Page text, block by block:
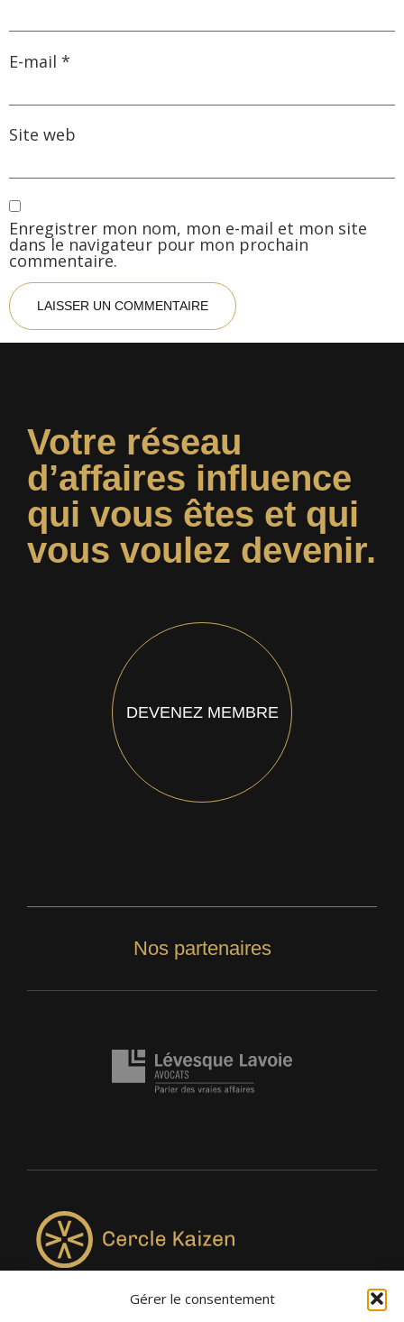
Gérer le consentement
E-mail *
Site web
Enregistrer mon nom, mon e-mail et mon site
dans le navigateur pour mon prochain
commentaire.
Votre réseau
d’affaires influence
qui vous êtes et qui
vous voulez devenir.
DEVENEZ MEMBRE
Nos partenaires
4957, rue Lionel-Groulx, bureau 819, Saint-Augustin-de-